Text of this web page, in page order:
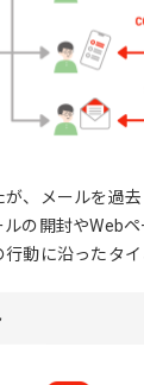
が、メールを過
ルの開封やWeb
行動に沿ったタ